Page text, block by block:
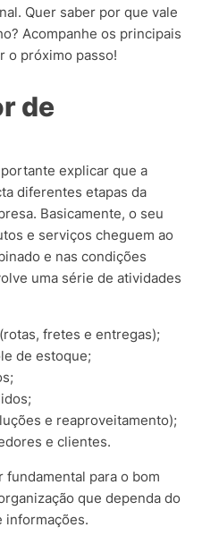
Quer saber por que vale
Acompanhe os principais
o próximo passo!
de
explicar que a
diferentes etapas da
Basicamente, o seu
e serviços cheguem ao
e nas condições
uma série de atividades
fretes e entregas);
de estoque;
e reaproveitamento);
e clientes.
fundamental para o bom
que dependa do
informações.